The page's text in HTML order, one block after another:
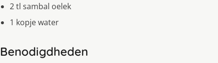
2 tl sambal oelek
1 kopje water
Benodigdheden